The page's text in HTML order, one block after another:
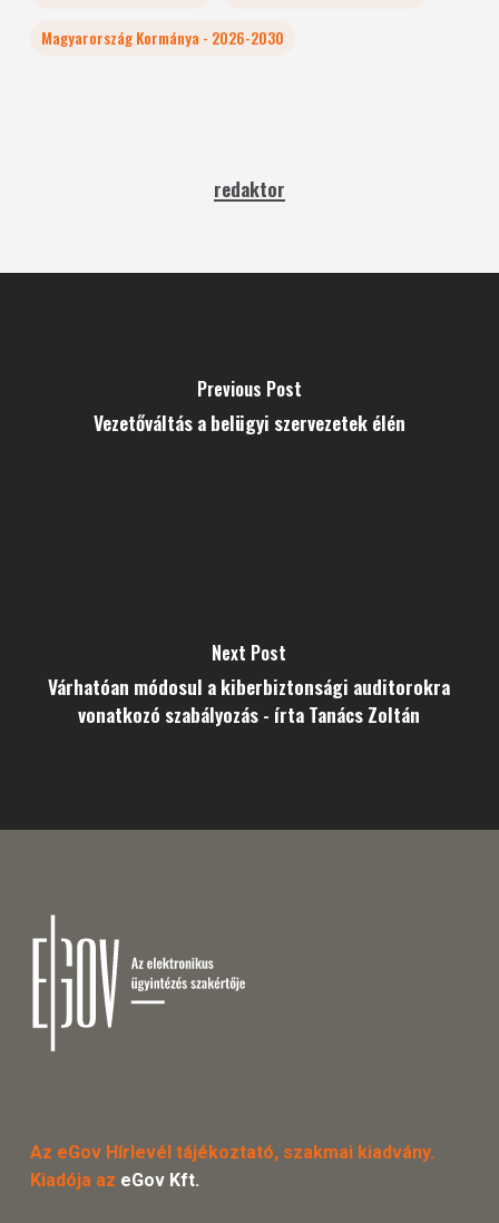
Magyarország Kormánya - 2026-2030
redaktor
Previous Post
Vezetőváltás a belügyi szervezetek élén
Next Post
Várhatóan módosul a kiberbiztonsági auditorokra
vonatkozó szabályozás - írta Tanács Zoltán
Az eGov Hírlevél tájékoztató, szakmai kiadvány.
Kiadója az eGov Kft.